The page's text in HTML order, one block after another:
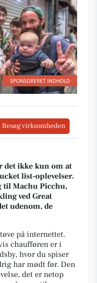
Besøg virksomheden
det ikke kun om at
list-oplevelser.
til Machu Picchu,
ved Great
udenom, de
på internettet.
chaufføren er i
hvor du spiser
har mødt før. Den
det er netop